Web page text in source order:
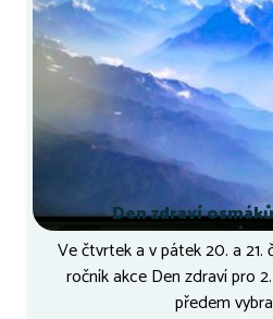
Den zdraví
Ve čtvrtek a v pátek 20. a 21.
ročník akce Den zdraví pro
předem